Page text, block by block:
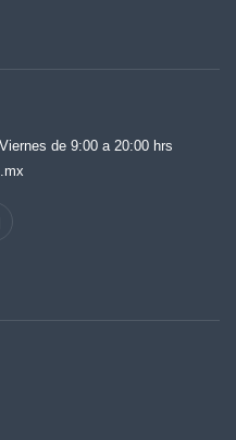
de 9:00 a 20:00 hrs